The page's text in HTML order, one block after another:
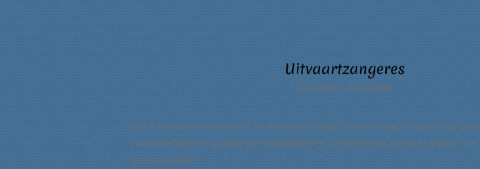
Uitvaartzangeres
persoonlijk en bijzonder
Het is waardevol en troostend om binnen een kleine intieme setting of juist in een grote
ruimte het gevoel van liefde en verbondenheid te versterken met mooie en gepaste live
gezongen liedjes.